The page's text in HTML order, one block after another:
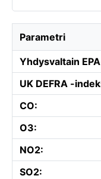
Parametri
Yhdysvaltain
UK DEFRA -
CO:
O3:
NO2:
SO2: